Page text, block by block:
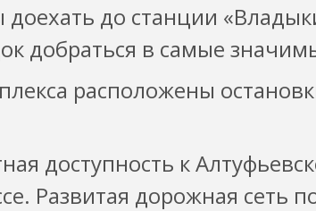
доехать до станции
добраться в самые
расположены
доступность к
Развитая дорожная сеть